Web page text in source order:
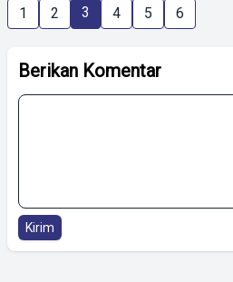
1 2 3 4 5 6
Berikan Komentar
Kirim